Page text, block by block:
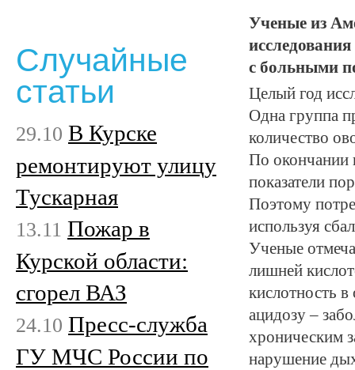
Ученые из
с больными
Целый год
Одна группа
количество
По окончании
показатели
Поэтому
используя
Ученые
лишней
кислотность
ацидозу –
хроническим
нарушение
Случайные
статьи
29.10 В Курске
ремонтируют улицу
Тускарная
13.11 Пожар в
Курской области:
сгорел ВАЗ
24.10 Пресс-служба
ГУ МЧС России по